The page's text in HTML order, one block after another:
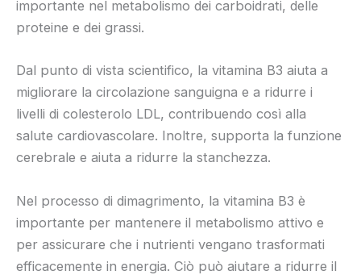
importante nel metabolismo dei carboidrati, delle
proteine e dei grassi.
Dal punto di vista scientifico, la vitamina B3 aiuta a
migliorare la circolazione sanguigna e a ridurre i
livelli di colesterolo LDL, contribuendo così alla
salute cardiovascolare. Inoltre, supporta la funzione
cerebrale e aiuta a ridurre la stanchezza.
Nel processo di dimagrimento, la vitamina B3 è
importante per mantenere il metabolismo attivo e
per assicurare che i nutrienti vengano trasformati
efficacemente in energia. Ciò può aiutare a ridurre il